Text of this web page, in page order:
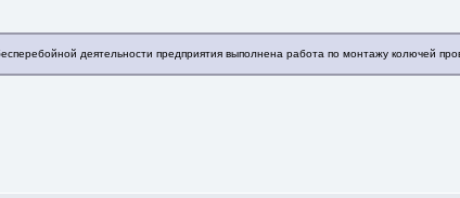
деятельности предприятия выполнена работа по монтажу колючей